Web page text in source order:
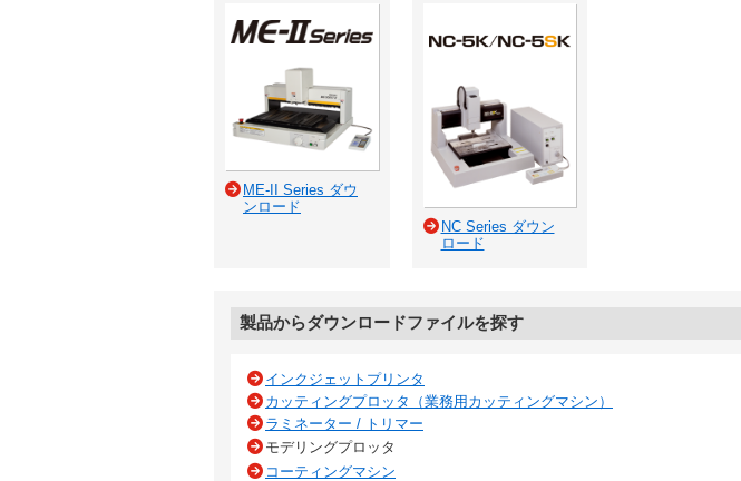
ME-II Series ダウ
ンロード
NC Series ダウン
ロード
製品からダウンロードファイルを探す
インクジェットプリンタ
カッティングプロッタ（業務用カッティングマシン）
ラミネーター / トリマー
モデリングプロッタ
コーティングマシン